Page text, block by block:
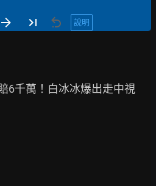
說明
6千萬！白冰冰爆出走中視